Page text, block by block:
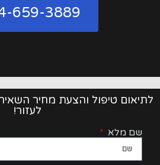
659-3889
לתיאום טיפול והצעת מחיר
לעזור!
שם מלא